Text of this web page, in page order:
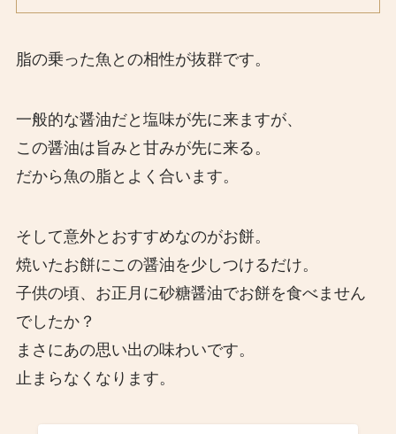
脂の乗った魚との相性が抜群です。
一般的な醤油だと塩味が先に来ますが、
この醤油は旨みと甘みが先に来る。
だから魚の脂とよく合います。
そして意外とおすすめなのがお餅。
焼いたお餅にこの醤油を少しつけるだけ。
子供の頃、お正月に砂糖醤油でお餅を食べません
でしたか？
まさにあの思い出の味わいです。
止まらなくなります。